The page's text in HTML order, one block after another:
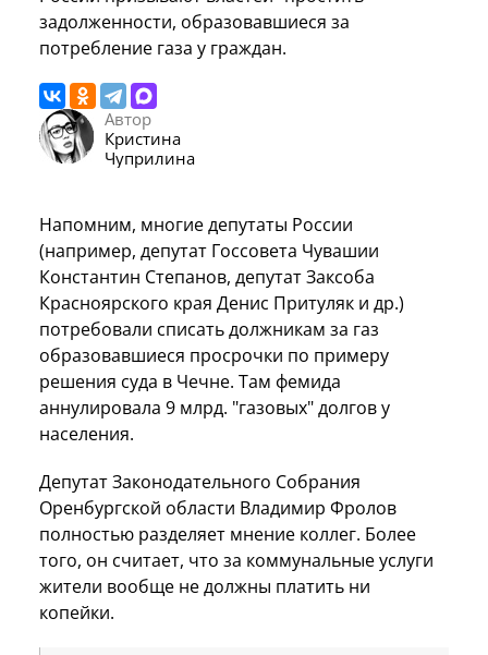
задолженности, образовавшиеся за
потребление газа у граждан.
Автор
Кристина
Чуприлина
Напомним, многие депутаты России
(например, депутат Госсовета Чувашии
Константин Степанов, депутат Заксоба
Красноярского края Денис Притуляк и др.)
потребовали списать должникам за газ
образовавшиеся просрочки по примеру
решения суда в Чечне. Там фемида
аннулировала 9 млрд. "газовых" долгов у
населения.
Депутат Законодательного Собрания
Оренбургской области Владимир Фролов
полностью разделяет мнение коллег. Более
того, он считает, что за коммунальные услуги
жители вообще не должны платить ни
копейки.